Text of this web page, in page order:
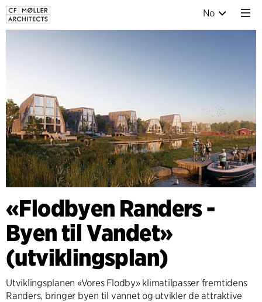
No
«Flodbyen Randers -
Byen til Vandet»
(utviklingsplan)
Utviklingsplanen «Vores Flodby» klimatilpasser fremtidens
Randers, bringer byen til vannet og utvikler de attraktive